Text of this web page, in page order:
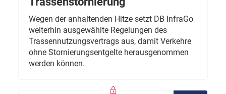
Wegen der anhaltenden Hitze setzt DB InfraGo
weiterhin ausgewählte Regelungen des
Trassennutzungsvertrags aus, damit Verkehre
ohne Stornierungsentgelte herausgenommen
werden können.